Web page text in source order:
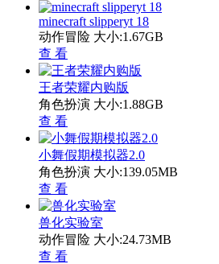
minecraft slipperyt 18
动作冒险 大小:1.67GB
查 看
王者荣耀内购版
角色扮演 大小:1.88GB
查 看
小舞假期模拟器2.0
角色扮演 大小:139.05MB
查 看
兽化实验室
动作冒险 大小:24.73MB
查 看